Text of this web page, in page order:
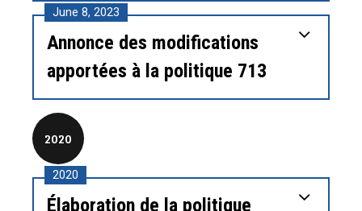
June 8, 2023
Annonce des modifications
apportées à la politique 713
2020
2020
Élaboration de la politique